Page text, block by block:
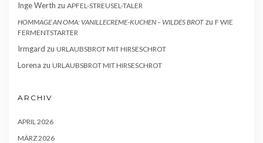
Inge Werth zu APFEL-STREUSEL-TALER
HOMMAGE AN OMA: VANILLECREME-KUCHEN – WILDES BROT zu F WIE
FERMENTSTARTER
Irmgard zu URLAUBSBROT MIT HIRSESCHROT
Lorena zu URLAUBSBROT MIT HIRSESCHROT
ARCHIV
APRIL 2026
MÄRZ 2026